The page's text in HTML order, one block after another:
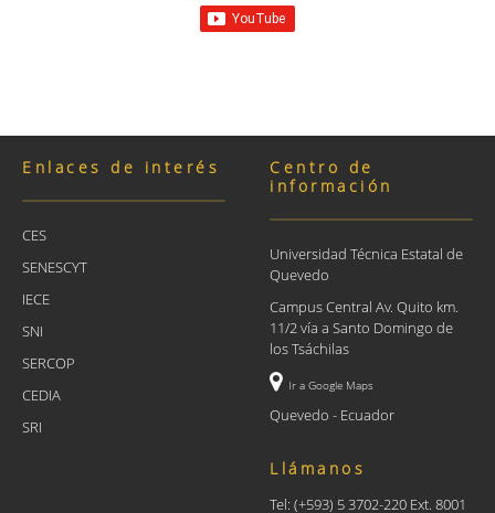
Enlaces de interés
CES
SENESCYT
IECE
SNI
SERCOP
CEDIA
SRI
Centro de
información
Universidad Técnica Estatal de
Quevedo
Campus Central Av. Quito km.
11/2 vía a Santo Domingo de
los Tsáchilas
Ir a Google Maps
Quevedo - Ecuador
Llámanos
Tel: (+593) 5 3702-220 Ext. 8001